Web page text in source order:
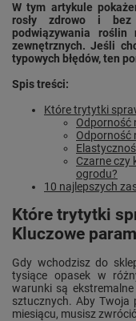
W tym artykule
rosły zdrowo i
podwiązywania
zewnętrznych. Jeśli
typowych błędów, ten
Spis treści:
Które trytytki
Odporność
Odporność
Czarne czy
ogrodu?
10 najlepszych
Które trytytki
Kluczowe
Gdy wchodzisz do
tysiące opasek w
warunki są
sztucznych. Aby Twoja
miesiącu, musisz